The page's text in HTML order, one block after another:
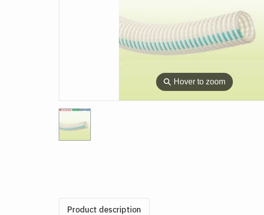
⚲ Hover to zoom
Product description